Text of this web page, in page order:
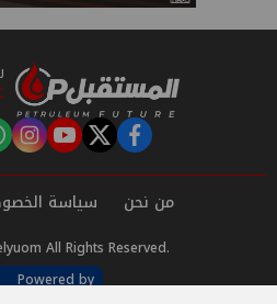
facebook
twitter
من نحن سياسة
All Rights Reserved.
Powered by